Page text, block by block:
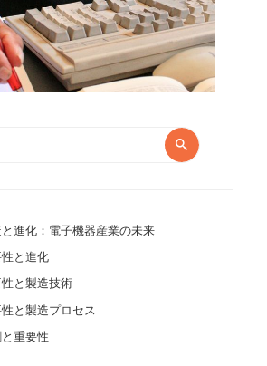
進化：電子機器産業の未来
と進化
と製造技術
と製造プロセス
重要性